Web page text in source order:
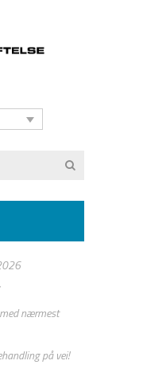
nærmest
på vei!